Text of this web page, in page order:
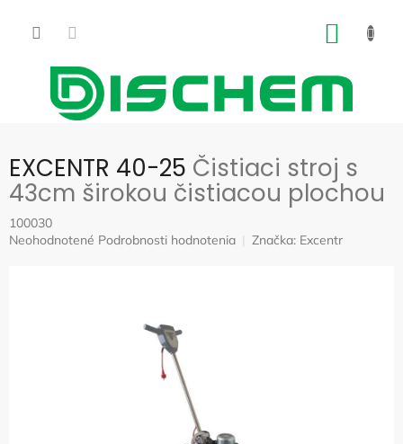
obsah
EXCENTR 40-25 Čistiaci stroj s
43cm širokou čistiacou plochou
100030
Priemerné
Neohodnotené Podrobnosti hodnotenia Značka: Excentr